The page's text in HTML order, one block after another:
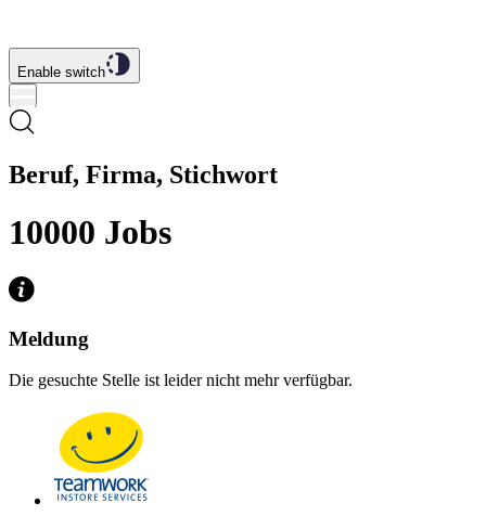
Enable switch
Beruf, Firma, Stichwort
10000 Jobs
Meldung
Die gesuchte Stelle ist leider nicht mehr verfügbar.